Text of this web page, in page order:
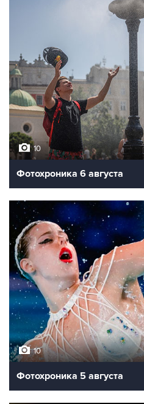
10
Фотохроника 6 августа
10
Фотохроника 5 августа